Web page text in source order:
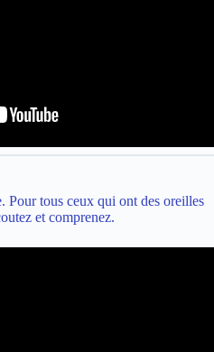
Pour tous ceux qui ont des oreilles
et comprenez.